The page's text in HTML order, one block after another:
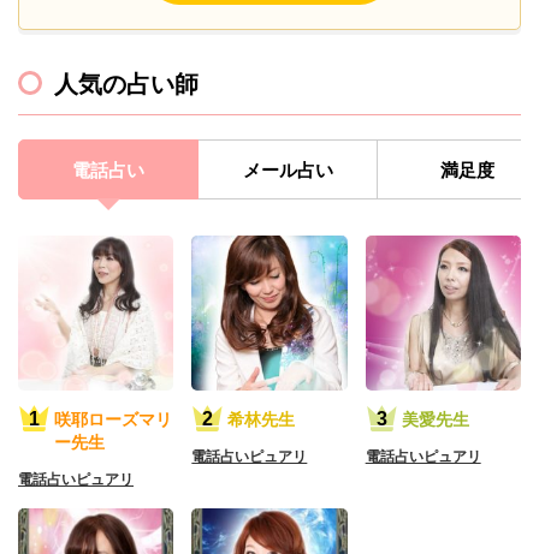
人気の占い師
電話占い メール占い 満足度
咲耶ローズマリ
ー先生
電話占いピュアリ
希林先生
電話占いピュアリ
美愛先生
電話占いピュアリ